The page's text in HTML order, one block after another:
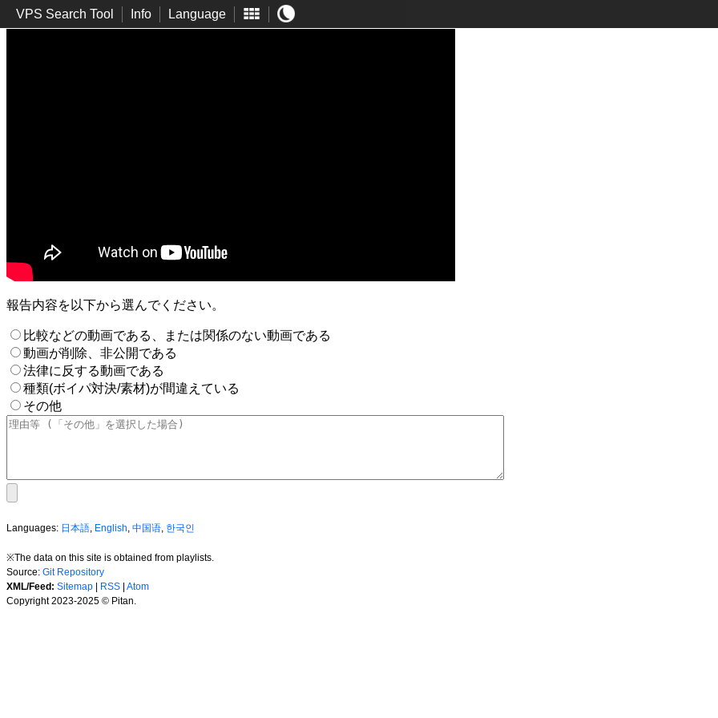
VPS Search Tool Info Language
報告内容を以下から選んでください。
比較などの動画である、または関係のない動画である
動画が削除、非公開である
法律に反する動画である
種類(ボイパ対決/素材)が間違えている
その他
Languages: 日本語, English, 中国语, 한국인
※The data on this site is obtained from playlists.
Source: Git Repository
XML/Feed: Sitemap RSS Atom
Copyright 2023-2025 © Pitan.